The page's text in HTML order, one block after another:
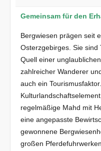
Gemeinsam für den
Bergwiesen prägen seit
Osterzgebirges. Sie sind
Quell einer
zahlreicher Wanderer
auch ein
regelmäßige Mahd mit
eine angepasste
gewonnene
großen